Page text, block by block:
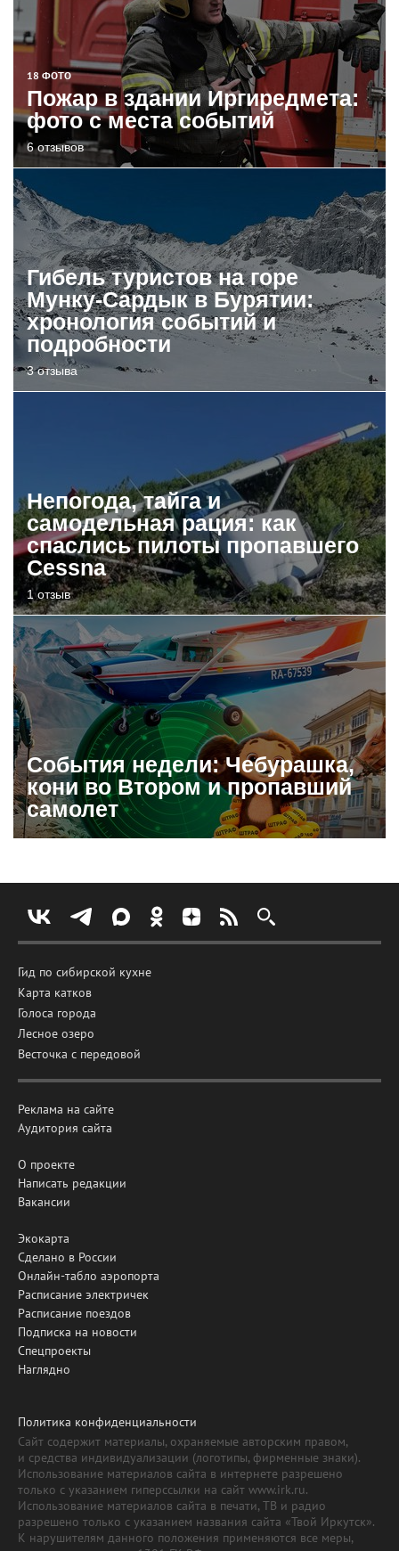
18 ФОТО
Пожар в здании Иргиредмета:
фото с места событий
6 отзывов
Гибель туристов на горе
Мунку-Сардык в Бурятии:
хронология событий и
подробности
3 отзыва
Непогода, тайга и
самодельная рация: как
спаслись пилоты пропавшего
Cessna
1 отзыв
События недели: Чебурашка,
кони во Втором и пропавший
самолет
Гид по сибирской кухне
Карта катков
Голоса города
Лесное озеро
Весточка с передовой
Реклама на сайте
Аудитория сайта
О проекте
Написать редакции
Вакансии
Экокарта
Сделано в России
Онлайн-табло аэропорта
Расписание электричек
Расписание поездов
Подписка на новости
Спецпроекты
Наглядно
Политика конфиденциальности
Сайт содержит материалы, охраняемые авторским правом,
и средства индивидуализации (логотипы, фирменные знаки).
Использование материалов сайта в интернете разрешено
только с указанием гиперссылки на сайт www.irk.ru.
Использование материалов сайта в печати, ТВ и радио
разрешено только с указанием названия сайта «Твой Иркутск».
К нарушителям данного положения применяются все меры,